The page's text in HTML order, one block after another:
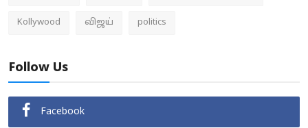
Kollywood விஜய் politics
Follow Us
Facebook